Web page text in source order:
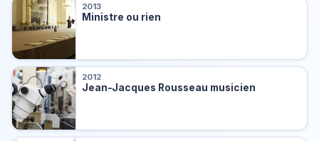
2013
Ministre ou rien
2012
Jean-Jacques Rousseau musicien